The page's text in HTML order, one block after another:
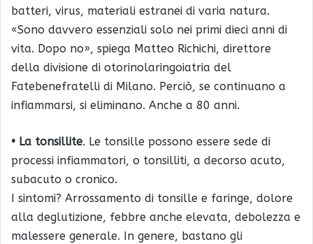
batteri, virus, materiali estranei di varia natura.
«Sono davvero essenziali solo nei primi dieci anni di
vita. Dopo no», spiega Matteo Richichi, direttore
della divisione di otorinolaringoiatria del
Fatebenefratelli di Milano. Perciò, se continuano a
infiammarsi, si eliminano. Anche a 80 anni.
• La tonsillite. Le tonsille possono essere sede di
processi infiammatori, o tonsilliti, a decorso acuto,
subacuto o cronico.
I sintomi? Arrossamento di tonsille e faringe, dolore
alla deglutizione, febbre anche elevata, debolezza e
malessere generale. In genere, bastano gli